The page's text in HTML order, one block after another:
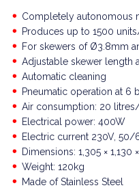
Completely autonomous
Produces up to 1500
For skewers of Ø3.8mm
Adjustable skewer length
Automatic cleaning
Pneumatic operation at 6
Air consumption: 20
Electrical power: 400W
Electric current 230V, 50/
Dimensions: 1,305 × 1,130
Weight: 120kg
Made of Stainless Steel